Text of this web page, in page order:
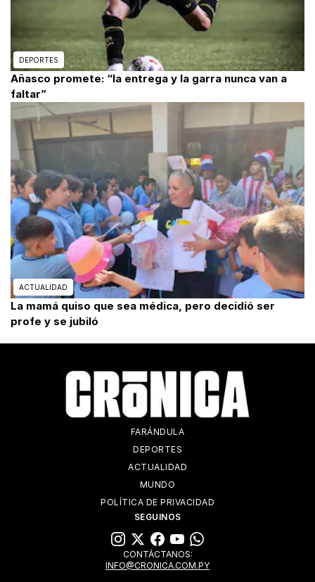
DEPORTES
Añasco promete: “la entrega y la garra nunca van a
faltar”
ACTUALIDAD
La mamá quiso que sea médica, pero decidió ser
profe y se jubiló
FARÁNDULA
DEPORTES
ACTUALIDAD
MUNDO
POLÍTICA DE PRIVACIDAD
SEGUINOS
CONTÁCTANOS:
INFO@CRONICA.COM.PY